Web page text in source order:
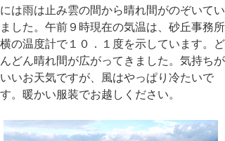
には雨は止み雲の間から晴れ間がのぞいてい
ました。午前９時現在の気温は、砂丘事務所
横の温度計で１０．１度を示しています。ど
んどん晴れ間が広がってきました。気持ちが
いいお天気ですが、風はやっぱり冷たいで
す。暖かい服装でお越しください。